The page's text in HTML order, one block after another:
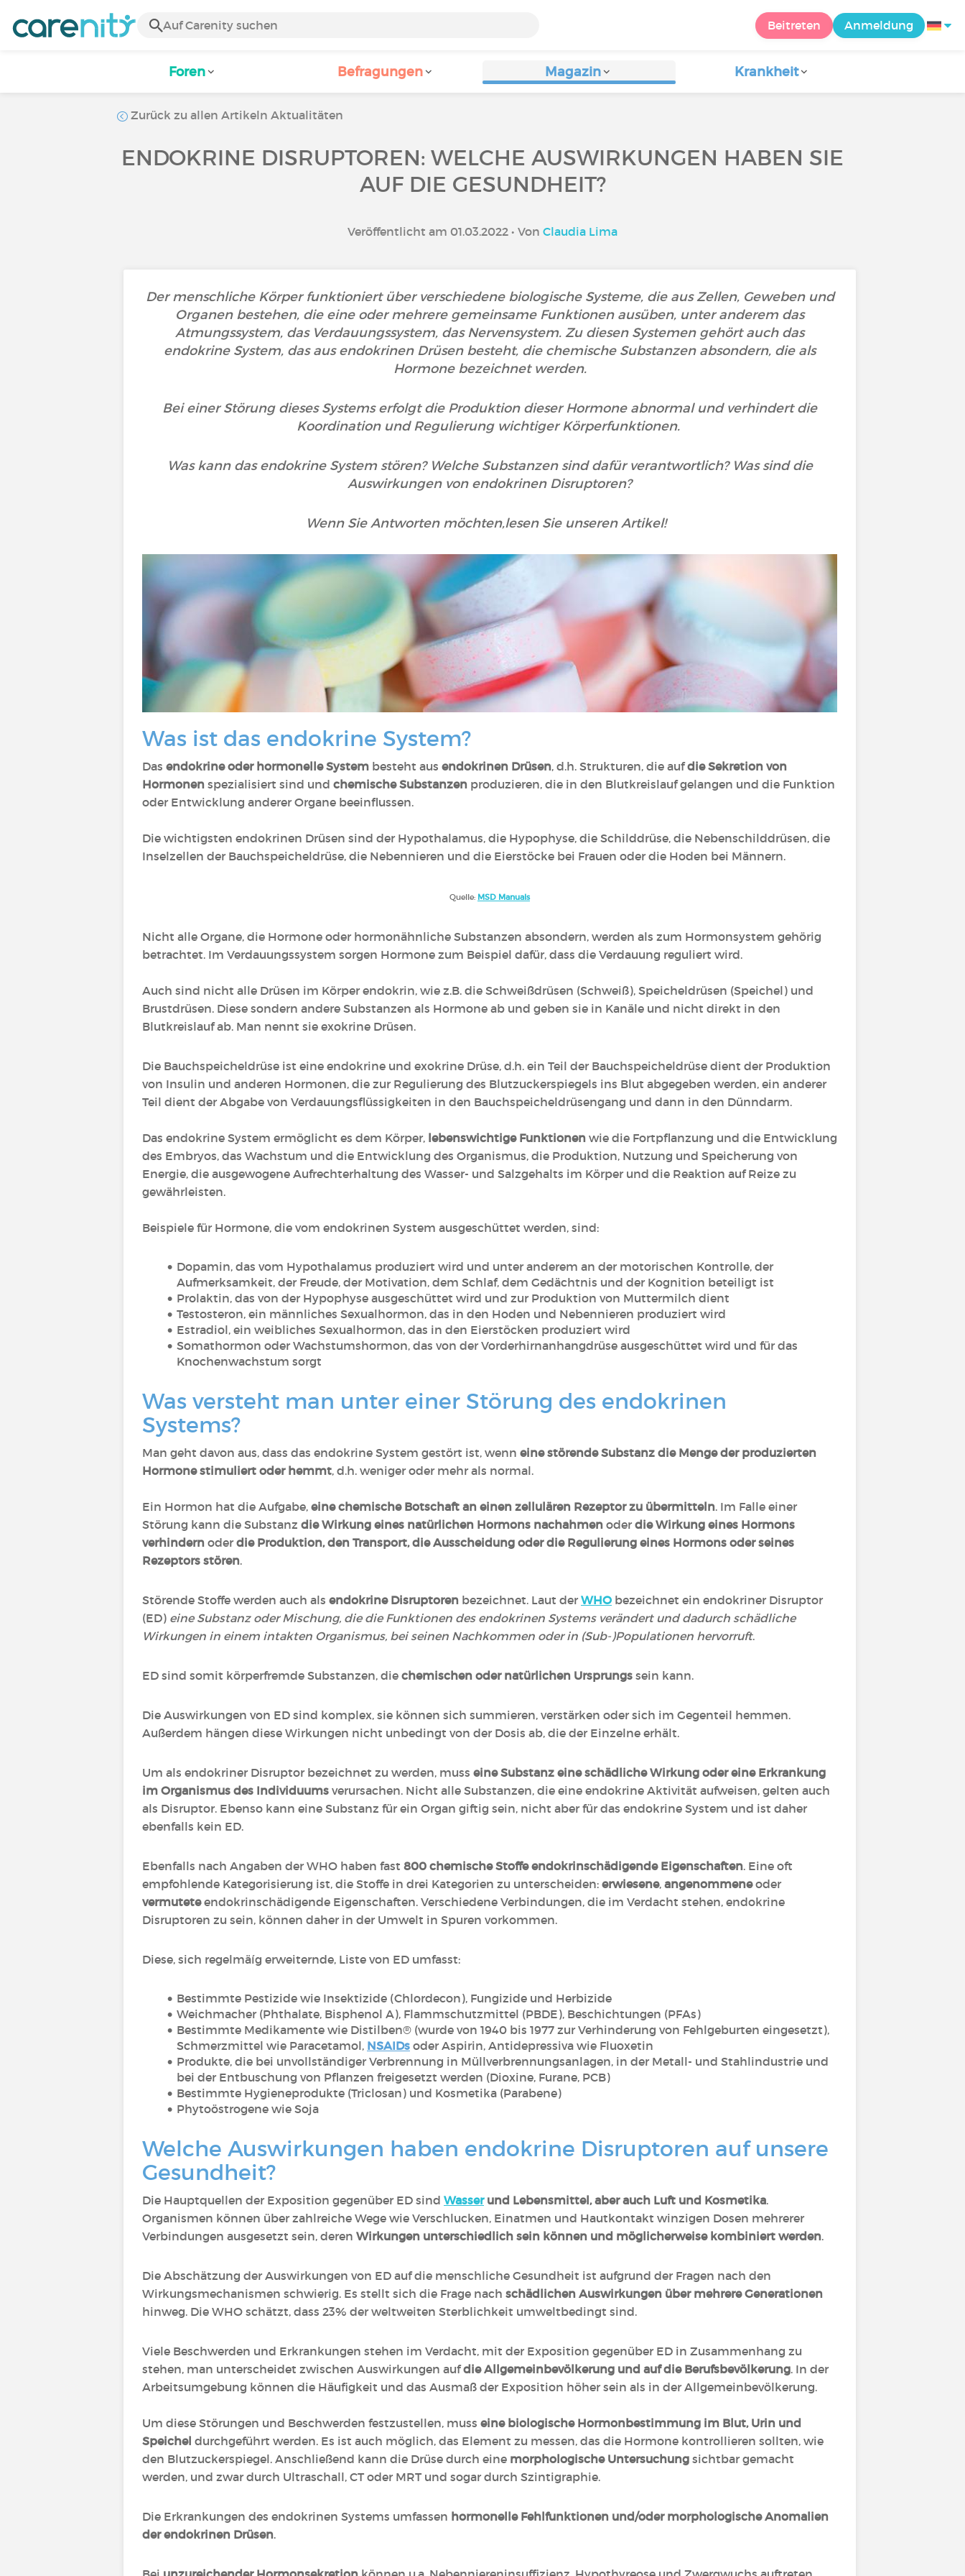
Beitreten Anmeldung
Foren Befragungen Magazin Krankheit
Zurück zu allen Artikeln Aktualitäten
ENDOKRINE DISRUPTOREN: WELCHE AUSWIRKUNGEN HABEN SIE
AUF DIE GESUNDHEIT?
Veröffentlicht am 01.03.2022 • Von Claudia Lima
Der menschliche Körper funktioniert über verschiedene biologische Systeme, die aus Zellen, Geweben und
Organen bestehen, die eine oder mehrere gemeinsame Funktionen ausüben, unter anderem das
Atmungssystem, das Verdauungssystem, das Nervensystem. Zu diesen Systemen gehört auch das
endokrine System, das aus endokrinen Drüsen besteht, die chemische Substanzen absondern, die als
Hormone bezeichnet werden.
Bei einer Störung dieses Systems erfolgt die Produktion dieser Hormone abnormal und verhindert die
Koordination und Regulierung wichtiger Körperfunktionen.
Was kann das endokrine System stören? Welche Substanzen sind dafür verantwortlich? Was sind die
Auswirkungen von endokrinen Disruptoren?
Wenn Sie Antworten möchten,lesen Sie unseren Artikel!
Was ist das endokrine System?
Das endokrine oder hormonelle System besteht aus endokrinen Drüsen, d.h. Strukturen, die aufdie Sekretion von
Hormonen spezialisiert sind und chemische Substanzen produzieren, die in den Blutkreislauf gelangen und die Funktion
oder Entwicklung anderer Organe beeinflussen.
Die wichtigsten endokrinen Drüsen sind der Hypothalamus, die Hypophyse, die Schilddrüse, die Nebenschilddrüsen, die
Inselzellen der Bauchspeicheldrüse, die Nebennieren und die Eierstöcke bei Frauen oder die Hoden bei Männern.
Quelle: MSD Manuals
Nicht alle Organe, die Hormone oder hormonähnliche Substanzen absondern, werden als zum Hormonsystem gehörig
betrachtet. Im Verdauungssystem sorgen Hormone zum Beispiel dafür, dass die Verdauung reguliert wird.
Auch sind nicht alle Drüsen im Körper endokrin, wie z.B. die Schweißdrüsen (Schweiß), Speicheldrüsen (Speichel) und
Brustdrüsen. Diese sondern andere Substanzen als Hormone ab und geben sie in Kanäle und nicht direkt in den
Blutkreislauf ab. Man nennt sie exokrine Drüsen.
Die Bauchspeicheldrüse ist eine endokrine und exokrine Drüse, d.h. ein Teil der Bauchspeicheldrüse dient der Produktion
von Insulin und anderen Hormonen, die zur Regulierung des Blutzuckerspiegels ins Blut abgegeben werden, ein anderer
Teil dient der Abgabe von Verdauungsflüssigkeiten in den Bauchspeicheldrüsengang und dann in den Dünndarm.
Das endokrine System ermöglicht es dem Körper, lebenswichtige Funktionen wie die Fortpflanzung und die Entwicklung
des Embryos, das Wachstum und die Entwicklung des Organismus, die Produktion, Nutzung und Speicherung von
Energie, die ausgewogene Aufrechterhaltung des Wasser- und Salzgehalts im Körper und die Reaktion auf Reize zu
gewährleisten.
Beispiele für Hormone, die vom endokrinen System ausgeschüttet werden, sind:
Dopamin, das vom Hypothalamus produziert wird und unter anderem an der motorischen Kontrolle, der
Aufmerksamkeit, der Freude, der Motivation, dem Schlaf, dem Gedächtnis und der Kognition beteiligt ist
Prolaktin, das von der Hypophyse ausgeschüttet wird und zur Produktion von Muttermilch dient
Testosteron, ein männliches Sexualhormon, das in den Hoden und Nebennieren produziert wird
Estradiol, ein weibliches Sexualhormon, das in den Eierstöcken produziert wird
Somathormon oder Wachstumshormon, das von der Vorderhirnanhangdrüse ausgeschüttet wird und für das
Knochenwachstum sorgt
Was versteht man unter einer Störung des endokrinen
Systems?
Man geht davon aus, dass das endokrine System gestört ist, wenn eine störende Substanz die Menge der produzierten
Hormone stimuliert oder hemmt, d.h. weniger oder mehr als normal.
Ein Hormon hat die Aufgabe, eine chemische Botschaft an einen zellulären Rezeptor zu übermitteln. Im Falle einer
Störung kann die Substanz die Wirkung eines natürlichen Hormons nachahmen oder die Wirkung eines Hormons
verhindern oder die Produktion, den Transport, die Ausscheidung oder die Regulierung eines Hormons oder seines
Rezeptors stören.
Störende Stoffe werden auch als endokrine Disruptoren bezeichnet. Laut der WHO bezeichnet ein endokriner Disruptor
(ED) eine Substanz oder Mischung, die die Funktionen des endokrinen Systems verändert und dadurch schädliche
Wirkungen in einem intakten Organismus, bei seinen Nachkommen oder in (Sub-)Populationen hervorruft.
ED sind somit körperfremde Substanzen, die chemischen oder natürlichen Ursprungs sein kann.
Die Auswirkungen von ED sind komplex, sie können sich summieren, verstärken oder sich im Gegenteil hemmen.
Außerdem hängen diese Wirkungen nicht unbedingt von der Dosis ab, die der Einzelne erhält.
Um als endokriner Disruptor bezeichnet zu werden, muss eine Substanz eine schädliche Wirkung oder eine Erkrankung
im Organismus des Individuums verursachen. Nicht alle Substanzen, die eine endokrine Aktivität aufweisen, gelten auch
als Disruptor. Ebenso kann eine Substanz für ein Organ giftig sein, nicht aber für das endokrine System und ist daher
ebenfalls kein ED.
Ebenfalls nach Angaben der WHO haben fast 800 chemische Stoffe endokrinschädigende Eigenschaften. Eine oft
empfohlende Kategorisierung ist, die Stoffe in drei Kategorien zu unterscheiden: erwiesene, angenommeneoder
vermuteteendokrinschädigende Eigenschaften. Verschiedene Verbindungen, die im Verdacht stehen, endokrine
Disruptoren zu sein, können daher in der Umwelt in Spuren vorkommen.
Diese, sich regelmäíg erweiternde, Liste von ED umfasst:
Bestimmte Pestizide wie Insektizide (Chlordecon), Fungizide und Herbizide
Weichmacher (Phthalate, Bisphenol A), Flammschutzmittel (PBDE), Beschichtungen (PFAs)
Bestimmte Medikamente wie Distilben® (wurde von 1940 bis 1977 zur Verhinderung von Fehlgeburten eingesetzt),
Schmerzmittel wie Paracetamol, NSAIDs oder Aspirin, Antidepressiva wie Fluoxetin
Produkte, die bei unvollständiger Verbrennung in Müllverbrennungsanlagen, in der Metall- und Stahlindustrie und
bei der Entbuschung von Pflanzen freigesetzt werden (Dioxine, Furane, PCB)
Bestimmte Hygieneprodukte (Triclosan) und Kosmetika (Parabene)
Phytoöstrogene wie Soja
Welche Auswirkungen haben endokrine Disruptoren auf unsere
Gesundheit?
Die Hauptquellen der Exposition gegenüber ED sind Wasserund Lebensmittel, aber auch Luft und Kosmetika.
Organismen können über zahlreiche Wege wie Verschlucken, Einatmen und Hautkontakt winzigen Dosen mehrerer
Verbindungen ausgesetzt sein, deren Wirkungen unterschiedlich sein können und möglicherweise kombiniert werden.
Die Abschätzung der Auswirkungen von ED auf die menschliche Gesundheit ist aufgrund der Fragen nach den
Wirkungsmechanismen schwierig. Es stellt sich die Frage nach schädlichen Auswirkungen über mehrere Generationen
hinweg. Die WHO schätzt, dass 23% der weltweiten Sterblichkeit umweltbedingt sind.
Viele Beschwerden und Erkrankungen stehen im Verdacht, mit der Exposition gegenüber ED in Zusammenhang zu
stehen, man unterscheidet zwischen Auswirkungen aufdie Allgemeinbevölkerung und auf die Berufsbevölkerung. In der
Arbeitsumgebung können die Häufigkeit und das Ausmaß der Exposition höher sein als in der Allgemeinbevölkerung.
Um diese Störungen und Beschwerden festzustellen, muss eine biologische Hormonbestimmung im Blut, Urin und
Speichel durchgeführt werden. Es ist auch möglich, das Element zu messen, das die Hormone kontrollieren sollten, wie
den Blutzuckerspiegel. Anschließend kann die Drüse durch eine morphologische Untersuchung sichtbar gemacht
werden, und zwar durch Ultraschall, CT oder MRT und sogar durch Szintigraphie.
Die Erkrankungen des endokrinen Systems umfassen hormonelle Fehlfunktionen und/oder morphologische Anomalien
der endokrinen Drüsen.